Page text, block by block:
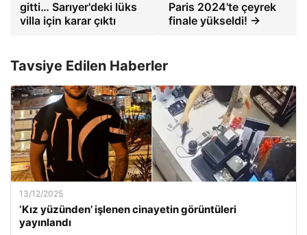
gitti… Sarıyer'deki lüks
villa için karar çıktı
Paris 2024'te çeyrek
finale yükseldi! →
Tavsiye Edilen Haberler
13/12/2025
‘Kız yüzünden’ işlenen cinayetin görüntüleri
yayınlandı